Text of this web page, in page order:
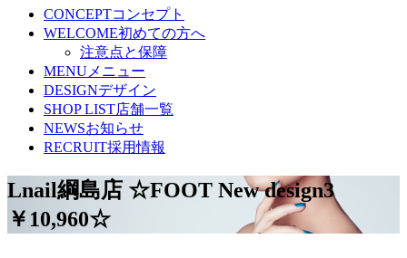
CONCEPTコンセプト
WELCOME初めての方へ
注意点と保障
MENU メニュー
DESIGNデザイン
SHOP LIST店舗一覧
NEWSお知らせ
RECRUIT採用情報
Lnail綱島店 ☆FOOT New design3
￥10,960☆